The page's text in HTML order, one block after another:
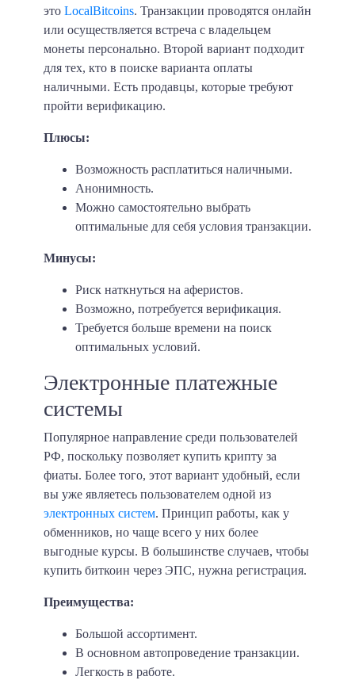
это LocalBitcoins. Транзакции проводятся онлайн
или осуществляется встреча с владельцем
монеты персонально. Второй вариант подходит
для тех, кто в поиске варианта оплаты
наличными. Есть продавцы, которые требуют
пройти верификацию.
Плюсы:
Возможность расплатиться наличными.
Анонимность.
Можно самостоятельно выбрать
оптимальные для себя условия транзакции.
Минусы:
Риск наткнуться на аферистов.
Возможно, потребуется верификация.
Требуется больше времени на поиск
оптимальных условий.
Электронные платежные
системы
Популярное направление среди пользователей
РФ, поскольку позволяет купить крипту за
фиаты. Более того, этот вариант удобный, если
вы уже являетесь пользователем одной из
электронных систем. Принцип работы, как у
обменников, но чаще всего у них более
выгодные курсы. В большинстве случаев, чтобы
купить биткоин через ЭПС, нужна регистрация.
Преимущества:
Большой ассортимент.
В основном автопроведение транзакции.
Легкость в работе.